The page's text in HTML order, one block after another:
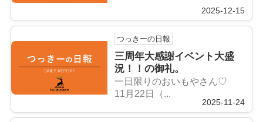
2025-12-15
つっきーの日報
三周年大感謝イベント大盛
況！！の御礼。
一日限りのおいもやさん♡
11月22日（...
2025-11-24